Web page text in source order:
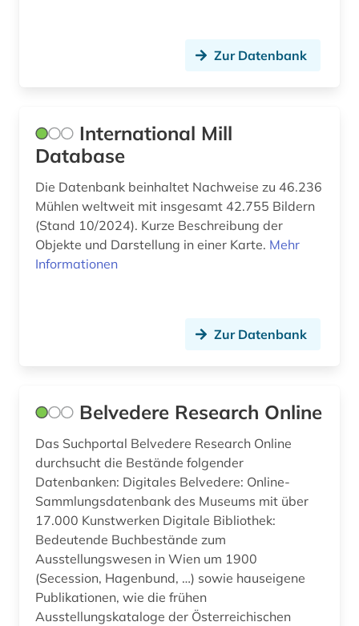
Zur Datenbank
International Mill
Database
Die Datenbank beinhaltet Nachweise zu 46.236
Mühlen weltweit mit insgesamt 42.755 Bildern
(Stand 10/2024). Kurze Beschreibung der
Objekte und Darstellung in einer Karte. Mehr
Informationen
Zur Datenbank
Belvedere Research Online
Das Suchportal Belvedere Research Online
durchsucht die Bestände folgender
Datenbanken: Digitales Belvedere: Online-
Sammlungsdatenbank des Museums mit über
17.000 Kunstwerken Digitale Bibliothek:
Bedeutende Buchbestände zum
Ausstellungswesen in Wien um 1900
(Secession, Hagenbund, …) sowie hauseigene
Publikationen, wie die frühen
Ausstellungskataloge der Österreichischen